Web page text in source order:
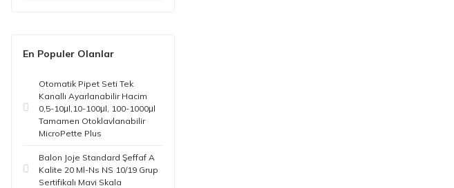
En Populer Olanlar
Otomatik Pipet Seti Tek
Kanallı Ayarlanabilir Hacim
0,5-10μl,10-100μl, 100-1000μl
Tamamen Otoklavlanabilir
MicroPette Plus
Balon Joje Standard Şeffaf A
Kalite 20 Ml-Ns NS 10/19 Grup
Sertifikalı Mavi Skala